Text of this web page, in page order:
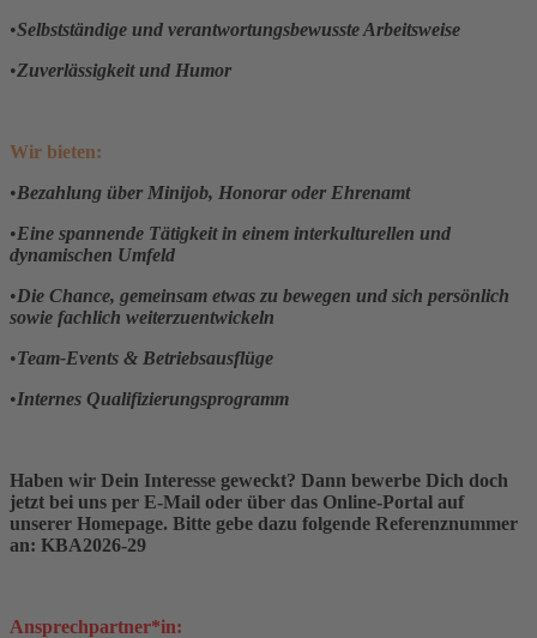
•Selbstständige und verantwortungsbewusste Arbeitsweise
•Zuverlässigkeit und Humor
Wir bieten:
•Bezahlung über Minijob, Honorar oder Ehrenamt
•Eine spannende Tätigkeit in einem interkulturellen und
dynamischen Umfeld
•Die Chance, gemeinsam etwas zu bewegen und sich persönlich
sowie fachlich weiterzuentwickeln
•Team-Events & Betriebsausflüge
•Internes Qualifizierungsprogramm
Haben wir Dein Interesse geweckt? Dann bewerbe Dich doch
jetzt bei uns per E-Mail oder über das Online-Portal auf
unserer Homepage. Bitte gebe dazu folgende Referenznummer
an: KBA2026-29
Ansprechpartner*in: